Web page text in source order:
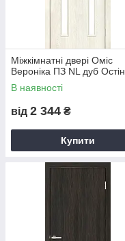
Міжкімнатні двері Оміс
Вероніка ПЗ NL дуб Остін
В наявності
від 2 344 ₴
Купити